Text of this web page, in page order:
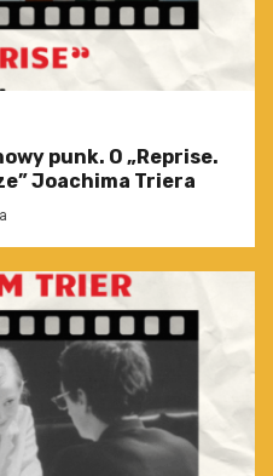
punk. O „Reprise.
Joachima Triera